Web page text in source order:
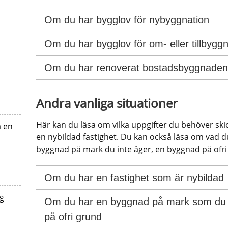
en
Om du har bygglov för nybyggnation
Om du har bygglov för om- eller
Om du har renoverat bostadsbyggnaden
Andra vanliga situationer
Här kan du läsa om vilka uppgifter du behöver
en nybildad fastighet. Du kan också läsa om vad
byggnad på mark du inte äger, en byggnad på
Om du har en fastighet som är nybildad
Om du har en byggnad på mark som
på ofri grund